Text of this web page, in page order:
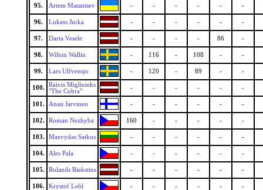
95. Artem Matantsev - - - - - -
96. Lukass Jurka - - - - - -
97. Darta Vesele - - - - 86 -
98. Wilton Wallin - 116 - 108 - -
99. Lars Ulfvensjo - 120 - 89 - -
100.
Raivis Miglinieks
"The Cobra"
- - - - - -
101. Anssi Jarvinen - - - - - -
102. Roman Nezhyba 160 - - - - -
103. Mazvydas Satkus - - - - - -
104. Ales Pala - - - - - -
105. Rolands Riekstins - - - - - -
106. Krystof Lebl - - - - - -